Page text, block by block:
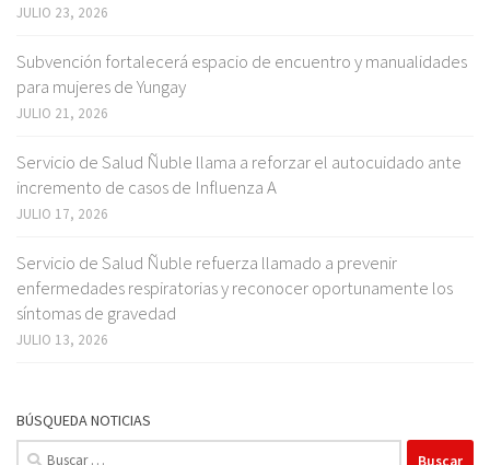
JULIO 23, 2026
Subvención fortalecerá espacio de encuentro y manualidades
para mujeres de Yungay
JULIO 21, 2026
Servicio de Salud Ñuble llama a reforzar el autocuidado ante
incremento de casos de Influenza A
JULIO 17, 2026
Servicio de Salud Ñuble refuerza llamado a prevenir
enfermedades respiratorias y reconocer oportunamente los
síntomas de gravedad
JULIO 13, 2026
BÚSQUEDA NOTICIAS
Buscar: